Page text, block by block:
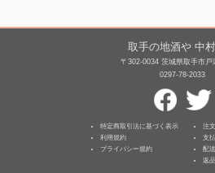
取手の地酒や 中
〒302-0034 茨城県取手市戸
0297-78-2033
特定商取引法に基づく表示
利用規約
プライバシー規約
注
支
配
返